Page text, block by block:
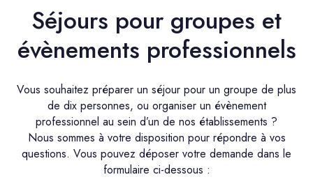
Séjours pour groupes et
évènements professionnels
Vous souhaitez préparer un séjour pour un groupe de plus
de dix personnes, ou organiser un évènement
professionnel au sein d’un de nos établissements ?
Nous sommes à votre disposition pour répondre à vos
questions. Vous pouvez déposer votre demande dans le
formulaire ci-dessous :